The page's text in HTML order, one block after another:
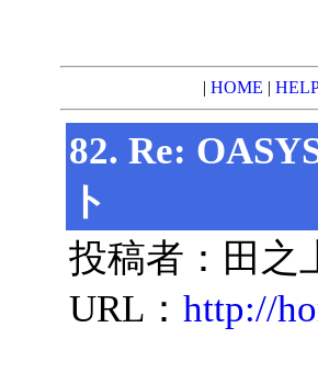
| HOME | HELP
82. Re:
ト
投稿者：田之
URL： http://